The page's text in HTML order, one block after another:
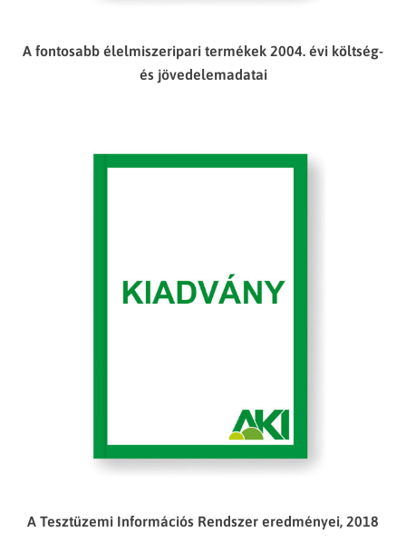
A fontosabb élelmiszeripari termékek 2004. évi költség-
és jövedelemadatai
A Tesztüzemi Információs Rendszer eredményei, 2018